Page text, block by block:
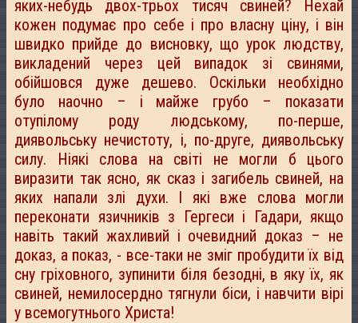
яких-небудь двох-трьох тисяч свиней? Нехай
кожен подумає про себе і про власну ціну, і він
швидко прийде до висновку, що урок людству,
викладений через цей випадок зі свинями,
обійшовся дуже дешево. Оскільки необхідно
було наочно – і майже грубо – показати
отупілому роду людському, по-перше,
диявольську нечистоту, і, по-друге, диявольську
силу. Ніякі слова на світі не могли б цього
виразити так ясно, як сказ і загибель свиней, на
яких напали злі духи. І які вже слова могли
переконати язичників з Гергеси і Гадари, якщо
навіть такий жахливий і очевидний доказ – не
доказ, а показ, - все-таки не зміг пробудити їх від
сну гріховного, зупинити біля безодні, в яку їх, як
свиней, немилосердно тягнули біси, і навчити вірі
у всемогутнього Христа!